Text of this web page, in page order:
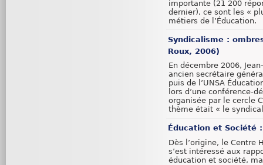
importante (21 200
dernier), ce sont les «
métiers de l’Éducation.
Syndicalisme :
Roux, 2006)
En décembre 2006,
ancien secrétaire
puis de l’UNSA
lors d’une conférence-
organisée par le cercle
thème était « le
Éducation et Société
Dès l’origine, le Centre
s’est intéressé aux
éducation et société,